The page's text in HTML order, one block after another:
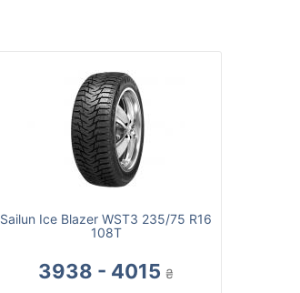
Sailun Ice Blazer WST3 235/75 R16
108T
3938 - 4015 ₴